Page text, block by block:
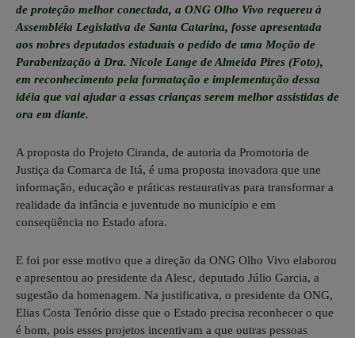
de proteção melhor conectada, a ONG Olho Vivo requereu à
Assembléia Legislativa de Santa Catarina, fosse apresentada
aos nobres deputados estaduais o pedido de uma Moção de
Parabenização à Dra. Nicole Lange de Almeida Pires (Foto),
em reconhecimento pela formatação e implementação dessa
idéia que vai ajudar a essas crianças serem melhor assistidas de
ora em diante.
A proposta do Projeto Ciranda, de autoria da Promotoria de
Justiça da Comarca de Itá, é uma proposta inovadora que une
informação, educação e práticas restaurativas para transformar a
realidade da infância e juventude no município e em
conseqüência no Estado afora.
E foi por esse motivo que a direção da ONG Olho Vivo elaborou
e apresentou ao presidente da Alesc, deputado Júlio Garcia, a
sugestão da homenagem. Na justificativa, o presidente da ONG,
Elias Costa Tenório disse que o Estado precisa reconhecer o que
é bom, pois esses projetos incentivam a que outras pessoas